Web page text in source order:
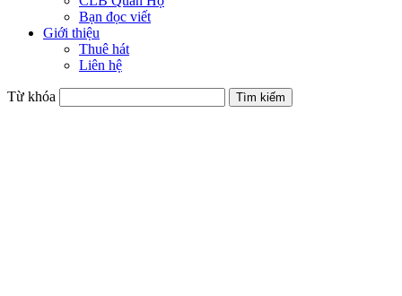
Bạn đọc viết
Giới thiệu
Thuê hát
Liên hệ
Từ khóa